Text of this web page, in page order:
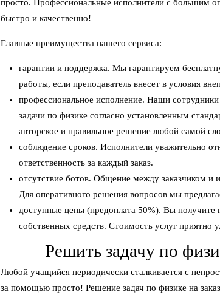
просто. Профессиональные исполнители с большим
быстро и качественно!
Главные преимущества нашего сервиса:
гарантии и поддержка. Мы гарантируем
работы, если преподаватель внесет в условия
профессиональное исполнение. Наши
задачи по физике согласно установленным
авторское и правильное решение любой самой
соблюдение сроков. Исполнители уважительно
ответственность за каждый заказ.
отсутствие ботов. Общение между заказчиком и
Для оперативного решения вопросов мы
доступные цены (предоплата 50%). Вы получите
собственных средств. Стоимость услуг приятно
Решить задачу по
Любой учащийся периодически сталкивается с
за помощью просто! Решение задач по физике на